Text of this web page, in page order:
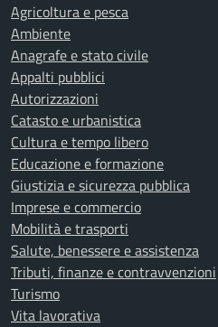
Agricoltura e pesca
Ambiente
Anagrafe e stato civile
Appalti pubblici
Autorizzazioni
Catasto e urbanistica
Cultura e tempo libero
Educazione e formazione
Giustizia e sicurezza pubblica
Imprese e commercio
Mobilità e trasporti
Salute, benessere e assistenza
Tributi, finanze e contravvenzioni
Turismo
Vita lavorativa